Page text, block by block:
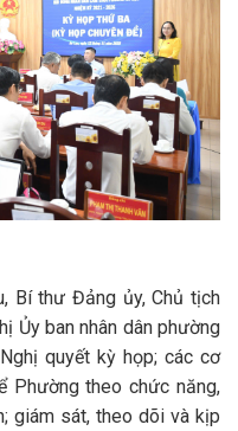
thư Đảng ủy, Chủ tịch
Ủy ban nhân dân phường
quyết kỳ họp; các cơ
Phường theo chức năng,
giám sát, theo dõi và kịp